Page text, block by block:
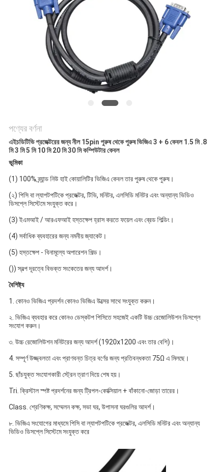
গোপনীয়তা
পণ্যের বর্ণনা
এইচডিটিভি প্রজেক্টরের জন্য নীল 15pin পুরুষ থেকে পুরুষ ভিজিএ 3 + 6 কেবল 1.5 মি .8
মি 3 মি 5 মি 10 মি 20 মি 30 মি কম্পিউটার কেবল
ভূমিকা
(1) 100% ব্র্যান্ড নিউ হাই কোয়ালিটির ভিজিএ কেবল তার পুরুষ থেকে পুরুষ।
(২) পিসি বা ল্যাপটপটিকে প্রজেক্টর, টিভি, মনিটর, এলসিডি মনিটর এবং অন্যান্য ভিডিও
ডিসপ্লে সিস্টেমে সংযুক্ত করে।
(3) ইএমআই / আরএফআই হস্তক্ষেপ হ্রাস করতে ফয়েল এবং ব্রেড শিল্ডিং।
(4) সর্বাধিক ব্যবহারের জন্য নমনীয় জ্যাকেট।
(5) হস্তক্ষেপ - বিনামূল্যে অপারেশন শিল্ড।
()) স্বল্প দূরত্বে বিভক্ত সংকেতের জন্য আদর্শ।
বৈশিষ্ট্য
1. কোনও ভিজিএ প্রদর্শন কোনও ভিজিএ উত্সের সাথে সংযুক্ত করুন।
২. ভিজিএ ব্যবহার করে কোনও ডেস্কটপ পিসিতে সহজেই একটি উচ্চ রেজোলিউশন ডিসপ্লে
সংযোগ করুন।
৩. উচ্চ রেজোলিউশন মনিটরের জন্য আদর্শ (1920x1200 এবং তার বেশি)।
4. সম্পূর্ণ উজ্জ্বলতা এবং প্রাণবন্ত চিত্র বর্ণের জন্য প্রতিবন্ধকতা 75Ω এ মিলছে।
5. ছাঁচযুক্ত সংযোগকারী স্ট্রেন ত্রাণ দিয়ে শেষ হয়।
Tri. ক্রিস্টাল স্পষ্ট প্রদর্শনের জন্য ট্রিপল-কোক্সিয়াল + বাঁকানো-জোড়া তারের।
Class. শ্রেণিকক্ষ, সম্মেলন কক্ষ, সভা ঘর, উপাসনা ঘরগুলির আদর্শ।
৮. ভিজিএ সংযোগের মাধ্যমে পিসি বা ল্যাপটপটিকে প্রজেক্টর, এলসিডি মনিটর এবং অন্যান্য
ভিডিও ডিসপ্লে সিস্টেমে সংযুক্ত করে